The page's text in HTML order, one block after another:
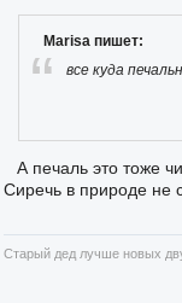
Marisa пишет:
все куда
А печаль это тоже
Сиречь в природе не
Старый дед лучше новых